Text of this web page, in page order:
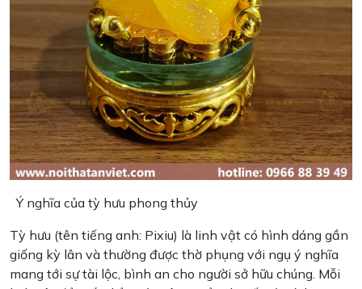
Ý nghĩa của tỳ hưu phong thủy
Tỳ hưu (tên tiếng anh: Pixiu) là linh vật có hình dáng gần
giống kỳ lân và thường được thờ phụng với ngụ ý nghĩa
mang tới sự tài lộc, bình an cho người sở hữu chúng. Mỗi